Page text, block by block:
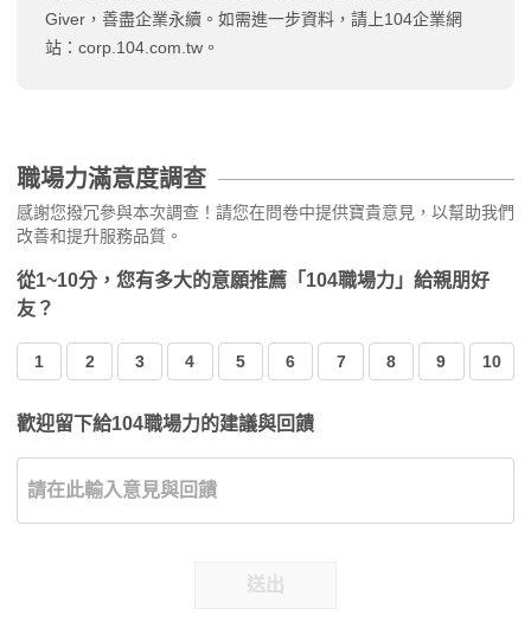
Giver，善盡企業永續。如需進一步資料，請上104企業網
站：corp.104.com.tw。
職場力滿意度調查
感謝您撥冗參與本次調查！請您在問卷中提供寶貴意見，以幫助我們
改善和提升服務品質。
從1~10分，您有多大的意願推薦「104職場力」給親朋好
友？
1 2 3 4 5 6 7 8 9 10
歡迎留下給104職場力的建議與回饋
送出